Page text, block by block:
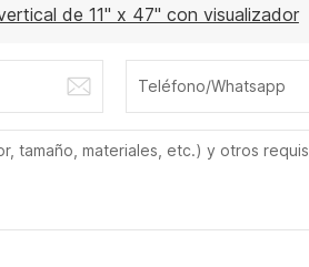
de 11" x 47" con visualizador